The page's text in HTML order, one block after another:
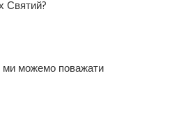
Святий?
ми можемо поважати